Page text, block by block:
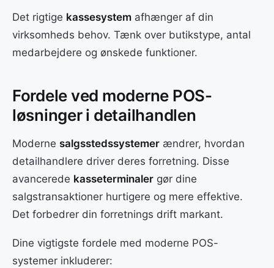
Det rigtige kassesystem afhænger af din
virksomheds behov. Tænk over butikstype, antal
medarbejdere og ønskede funktioner.
Fordele ved moderne POS-
løsninger i detailhandlen
Moderne salgsstedssystemer ændrer, hvordan
detailhandlere driver deres forretning. Disse
avancerede kasseterminaler gør dine
salgstransaktioner hurtigere og mere effektive.
Det forbedrer din forretnings drift markant.
Dine vigtigste fordele med moderne POS-
systemer inkluderer: